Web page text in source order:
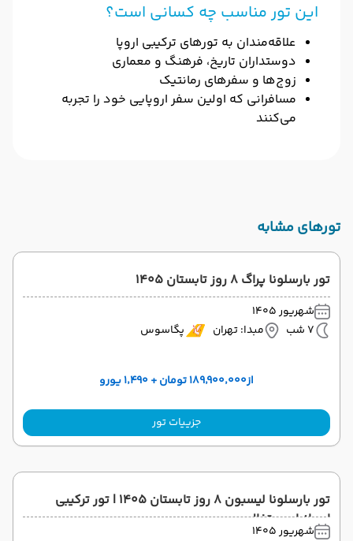
این تور مناسب چه کسانی است؟
علاقه‌مندان به تورهای ترکیبی اروپا
دوستداران تاریخ، فرهنگ و معماری
زوج‌ها و سفرهای رمانتیک
مسافرانی که اولین سفر اروپایی خود را تجربه
می‌کنند
تورهای مشابه
تور بارسلونا پراگ 8 روز تابستان 1405
شهریور 1405
7 شب
مبدا: تهران پگاسوس
از۱۸۹٬۹۰۰٬۰۰۰ تومان + ۱٬۴۹۰ یورو
جزییات تور
تور بارسلونا لیسبون ۸ روز تابستان ۱۴۰۵ | تور ترکیبی
اسپانیا و پرتغال
شهریور 1405